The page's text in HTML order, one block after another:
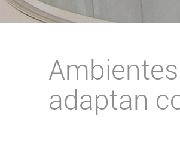
adaptan